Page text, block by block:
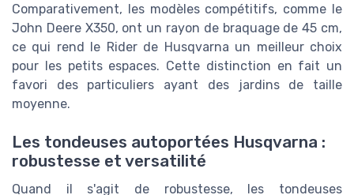
Comparativement, les modèles compétitifs, comme le
John Deere X350, ont un rayon de braquage de 45 cm,
ce qui rend le Rider de Husqvarna un meilleur choix
pour les petits espaces. Cette distinction en fait un
favori des particuliers ayant des jardins de taille
moyenne.
Les tondeuses autoportées Husqvarna :
robustesse et versatilité
Quand il s'agit de robustesse, les tondeuses